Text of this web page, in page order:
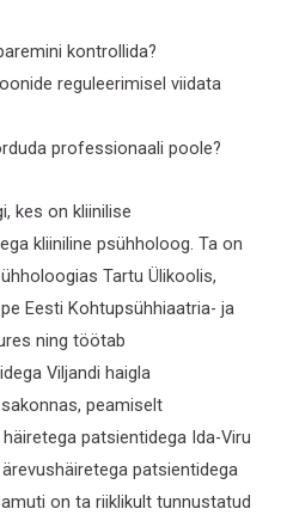
kontrollida?
reguleerimisel viidata
professionaali poole?
kes on kliinilise
kliiniline psühholoog. Ta on
Tartu Ülikoolis,
Eesti Kohtupsühhiaatria- ja
ning töötab
Viljandi haigla
peamiselt
patsientidega Ida-Viru
patsientidega
on ta riiklikult tunnustatud